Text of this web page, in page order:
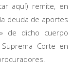
aquí) remite, en
deuda de aportes
de dicho cuerpo
Corte en